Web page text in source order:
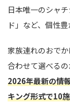
日本唯一のシャ
ド」など、個性
家族連れのおで
合わせて選べるの
2026年最新の情
キング形式で10